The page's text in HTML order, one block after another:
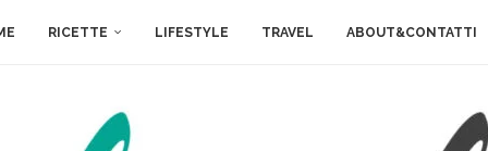
RICETTE LIFESTYLE TRAVEL ABOUT&CONTATTI